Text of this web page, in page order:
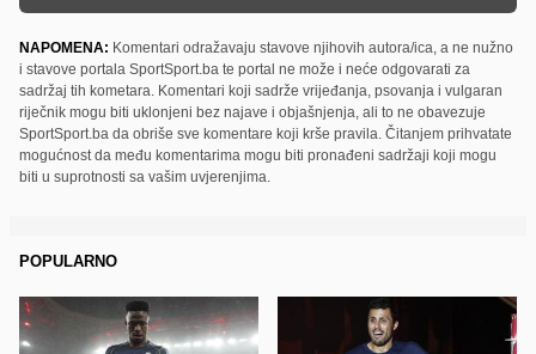
NAPOMENA: Komentari odražavaju stavove njihovih autora/ica, a ne nužno
i stavove portala SportSport.ba te portal ne može i neće odgovarati za
sadržaj tih kometara. Komentari koji sadrže vrijeđanja, psovanja i vulgaran
riječnik mogu biti uklonjeni bez najave i objašnjenja, ali to ne obavezuje
SportSport.ba da obriše sve komentare koji krše pravila. Čitanjem prihvatate
mogućnost da među komentarima mogu biti pronađeni sadržaji koji mogu
biti u suprotnosti sa vašim uvjerenjima.
POPULARNO